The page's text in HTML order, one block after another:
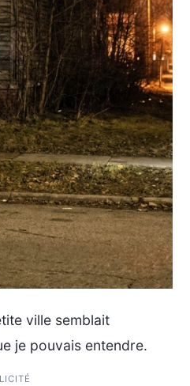
ville semblait
je pouvais entendre.